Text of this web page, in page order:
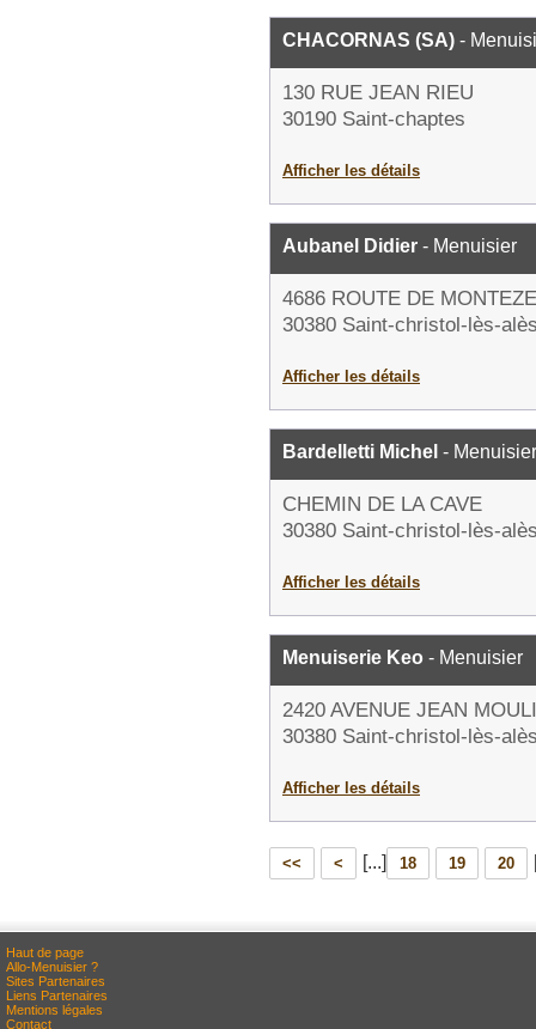
CHACORNAS (SA) -
130 RUE JEAN RIEU
30190 Saint-chaptes
Afficher les détails
Aubanel Didier - Menuisier
4686 ROUTE DE MONTEZE
30380 Saint-christol-lès-
Afficher les détails
Bardelletti Michel - Menuisier
CHEMIN DE LA CAVE
30380 Saint-christol-lès-
Afficher les détails
Menuiserie Keo - Menuisier
2420 AVENUE JEAN
30380 Saint-christol-lès-
Afficher les détails
<< < [...] 18 19 20
Haut de page
Allo-Menuisier ?
Sites Partenaires
Liens Partenaires
Mentions légales
Contact